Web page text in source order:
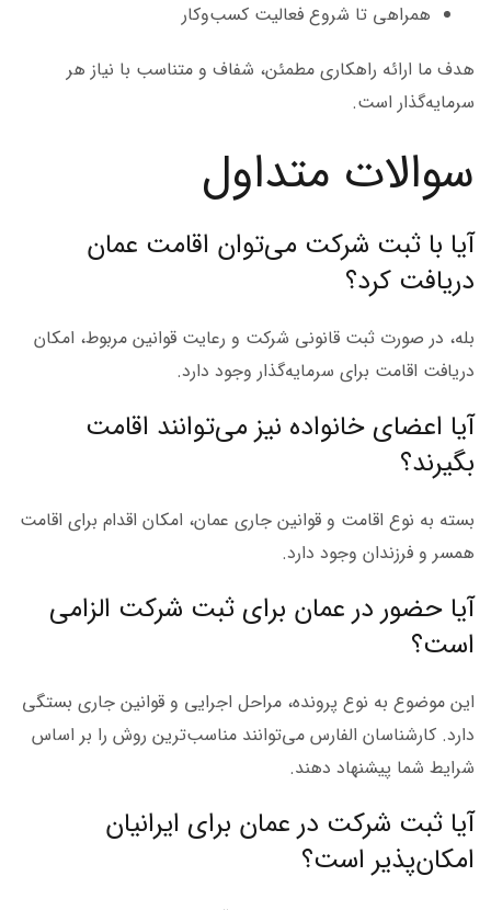
همراهی تا شروع فعالیت کسب‌وکار
هدف ما ارائه راهکاری مطمئن، شفاف و متناسب با نیاز هر
سرمایه‌گذار است.
سوالات متداول
آیا با ثبت شرکت می‌توان اقامت عمان
دریافت کرد؟
بله، در صورت ثبت قانونی شرکت و رعایت قوانین مربوط، امکان
دریافت اقامت برای سرمایه‌گذار وجود دارد.
آیا اعضای خانواده نیز می‌توانند اقامت
بگیرند؟
بسته به نوع اقامت و قوانین جاری عمان، امکان اقدام برای اقامت
همسر و فرزندان وجود دارد.
آیا حضور در عمان برای ثبت شرکت الزامی
است؟
این موضوع به نوع پرونده، مراحل اجرایی و قوانین جاری بستگی
دارد. کارشناسان الفارس می‌توانند مناسب‌ترین روش را بر اساس
شرایط شما پیشنهاد دهند.
آیا ثبت شرکت در عمان برای ایرانیان
امکان‌پذیر است؟